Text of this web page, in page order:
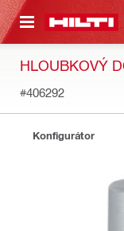
HLAVNÍ OBSAH
HLOUBKOVÝ
#406292
Konfigurátor